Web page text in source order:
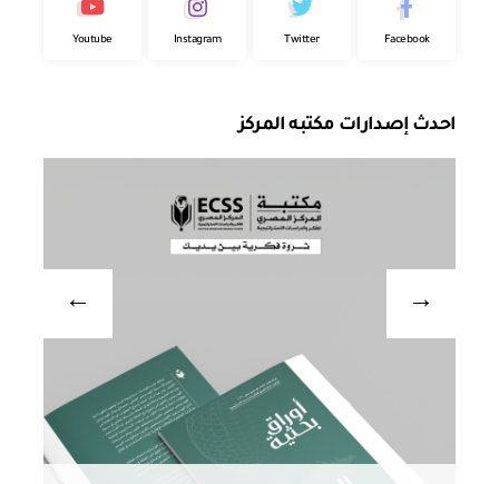
Facebook
Twitter
Instagram
Youtube
احدث إصدارات مكتبه المركز